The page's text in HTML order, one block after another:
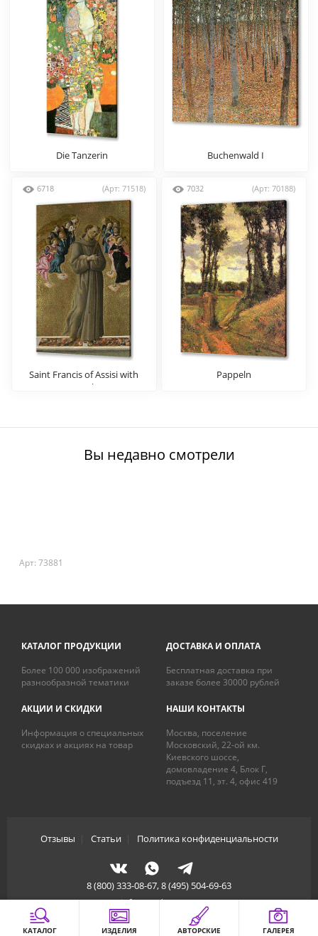
КАТАЛОГ ИЗДЕЛИЯ АВТОРСКИЕ ГАЛЕРЕЯ
Die Tanzerin Buchenwald I
6718 (Арт: 71518)
Saint Francis of Assisi with
Angels
7032 (Арт: 70188)
Pappeln
Вы недавно смотрели
Арт: 73881
КАТАЛОГ ПРОДУКЦИИ
Более 100 000 изображений
разнообразной тематики
ДОСТАВКА И ОПЛАТА
Бесплатная доставка при
заказе более 30000 рублей
АКЦИИ И СКИДКИ
Информация о специальных
скидках и акциях на товар
НАШИ КОНТАКТЫ
Москва, поселение
Московский, 22-ой км.
Киевского шоссе,
домовладение 4, Блок Г,
подъезд 11, эт. 4, офис 419
Отзывы Статьи| Политика конфиденциальности
8 (800) 333-08-67, 8 (495) 504-69-63
info@artdecory.ru